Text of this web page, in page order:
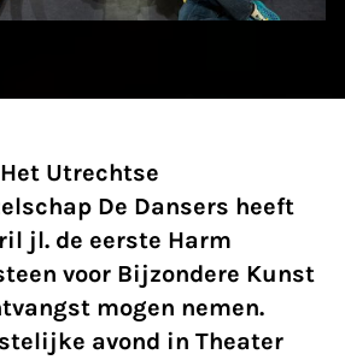
Utrechtse
De Dansers heeft
jl. de eerste Harm
voor Bijzondere Kunst
mogen nemen.
avond in Theater